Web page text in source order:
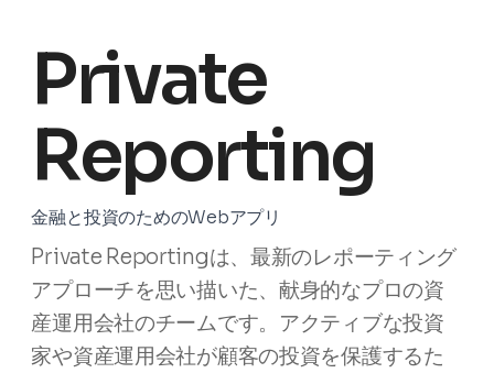
Private
Reporting
金融と投資のためのWebアプリ
Private Reportingは、最新のレポーティング
アプローチを思い描いた、献身的なプロの資
産運用会社のチームです。アクティブな投資
家や資産運用会社が顧客の投資を保護するた